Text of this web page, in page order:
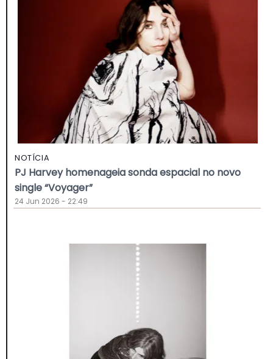
NOTÍCIA
PJ Harvey homenageia sonda espacial no novo
single “Voyager”
24 Jun 2026 - 22:49